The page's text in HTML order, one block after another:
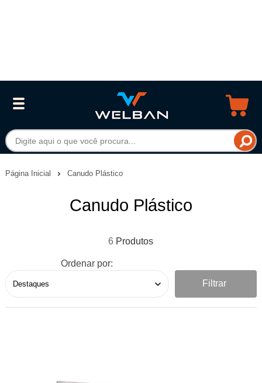
Página Inicial Canudo Plástico
Canudo Plástico
6
Ordenar por:
Filtrar